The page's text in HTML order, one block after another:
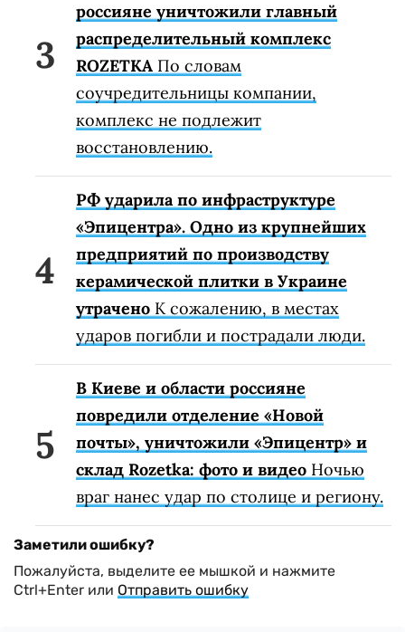
россияне уничтожили главный
распределительный комплекс
ROZETKA По словам
соучредительницы компании,
комплекс не подлежит
восстановлению.
РФ ударила по инфраструктуре
«Эпицентра». Одно из крупнейших
предприятий по производству
керамической плитки в Украине
утрачено К сожалению, в местах
ударов погибли и пострадали люди.
В Киеве и области россияне
повредили отделение «Новой
почты», уничтожили «Эпицентр» и
склад Rozetka: фото и видео Ночью
враг нанес удар по столице и региону.
Заметили ошибку?
Пожалуйста, выделите ее мышкой и нажмите
Ctrl+Enter или Отправить ошибку